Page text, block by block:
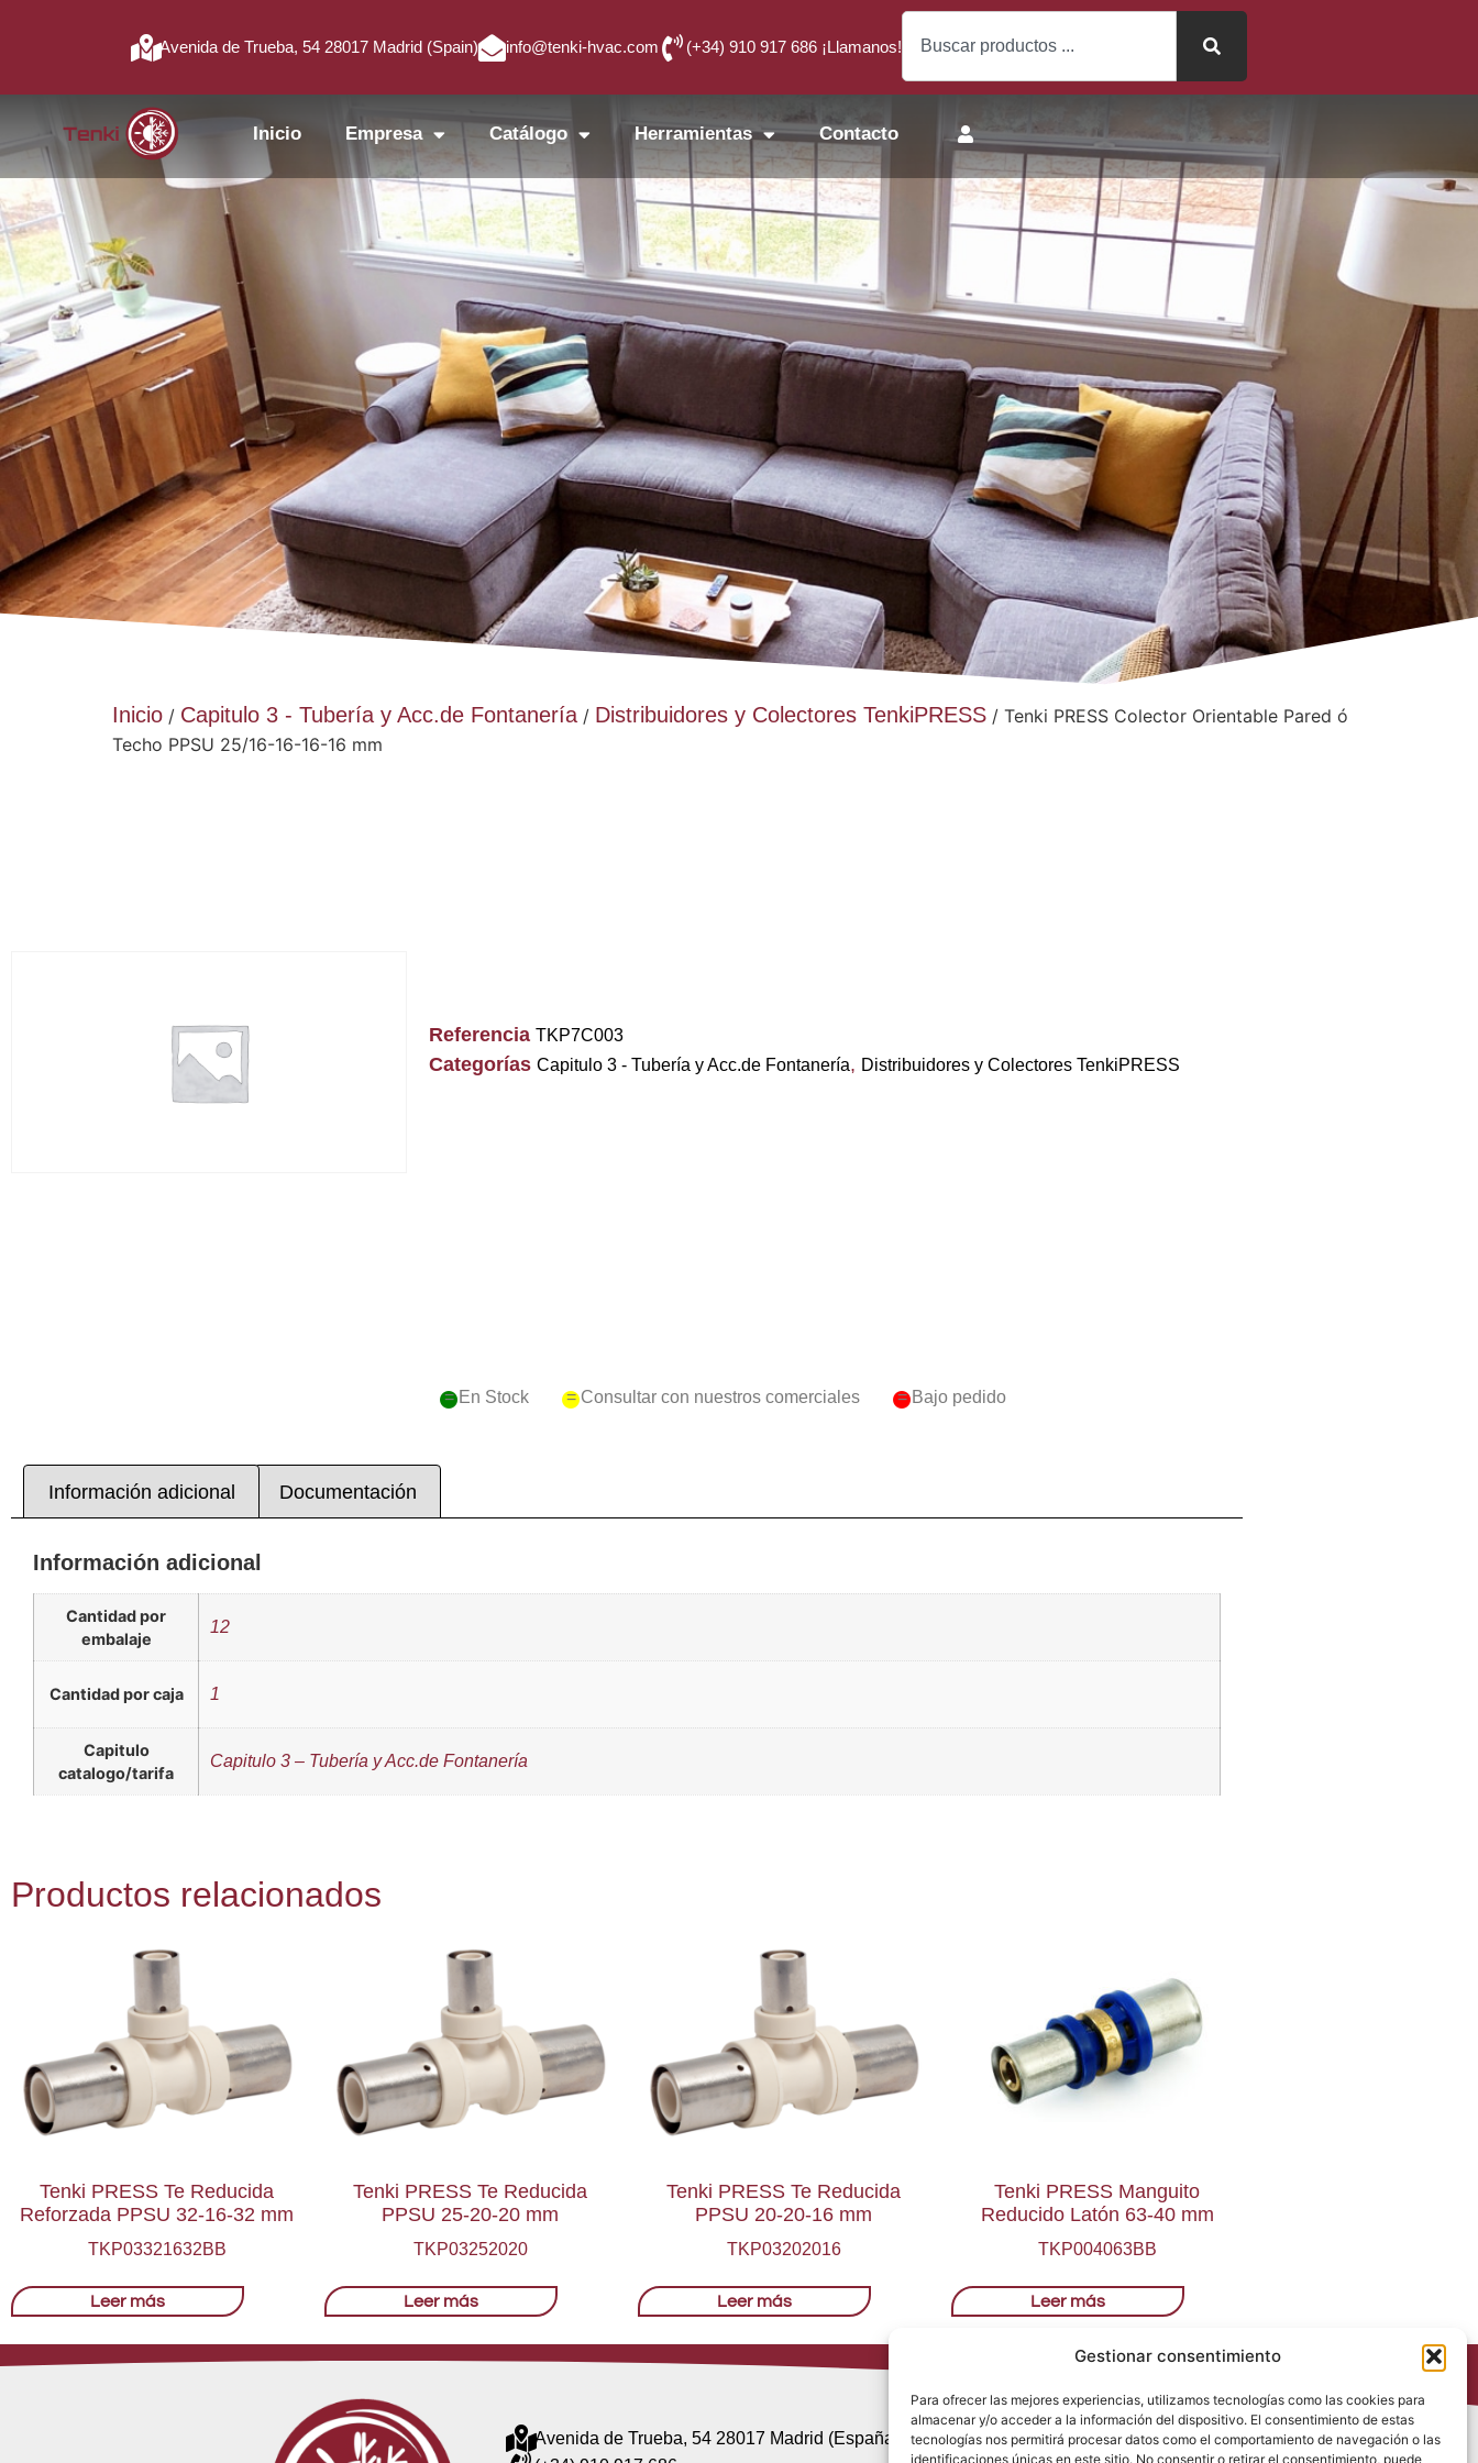
Gestionar consentimiento
Para ofrecer las mejores experiencias, utilizamos tecnologías como las cookies para
almacenar y/o acceder a la información del dispositivo. El consentimiento de estas
tecnologías nos permitirá procesar datos como el comportamiento de navegación o las
identificaciones únicas en este sitio. No consentir o retirar el consentimiento, puede
Avenida de Trueba, 54 28017 Madrid (Spain) info@tenki-hvac.com (+34) 910 917 686 ¡Llamanos!
Inicio Empresa Catálogo Herramientas Contacto
Inicio / Capitulo 3 - Tubería y Acc.de Fontanería/ Distribuidores y Colectores TenkiPRESS / Tenki PRESS Colector Orientable Pared ó
Techo PPSU 25/16-16-16-16 mm
Referencia TKP7C003
Categorías Capitulo 3 - Tubería y Acc.de Fontanería, Distribuidores y Colectores TenkiPRESS
= En Stock = Consultar con nuestros comerciales = Bajo pedido
Información adicional Documentación
Información adicional
Cantidad por
embalaje
12
Cantidad por caja 1
Capitulo
catalogo/tarifa
Capitulo 3 – Tubería y Acc.de Fontanería
Productos relacionados
Tenki PRESS Te Reducida
Reforzada PPSU 32-16-32 mm
TKP03321632BB
Leer más
Tenki PRESS Te Reducida
PPSU 25-20-20 mm
TKP03252020
Leer más
Tenki PRESS Te Reducida
PPSU 20-20-16 mm
TKP03202016
Leer más
Tenki PRESS Manguito
Reducido Latón 63-40 mm
TKP004063BB
Leer más
Avenida de Trueba, 54 28017 Madrid (España)
Política de Privacidad